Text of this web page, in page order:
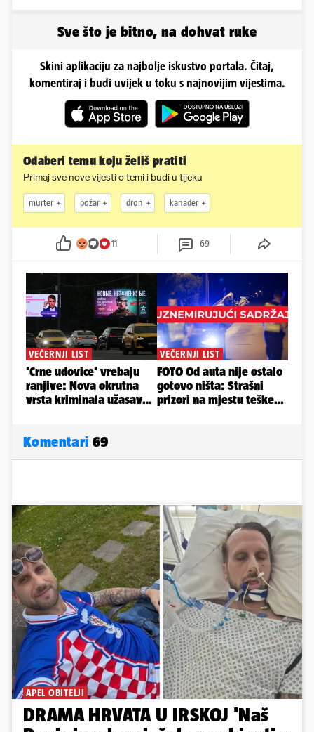
Sve što je bitno, na dohvat ruke
Skini aplikaciju za najbolje iskustvo portala. Čitaj,
komentiraj i budi uvijek u toku s najnovijim vijestima.
Odaberi temu koju želiš pratiti
Primaj sve nove vijesti o temi i budi u tijeku
murter požar dron kanader
11 69
Komentari 69
APEL OBITELJI
DRAMA HRVATA U IRSKOJ 'Naš